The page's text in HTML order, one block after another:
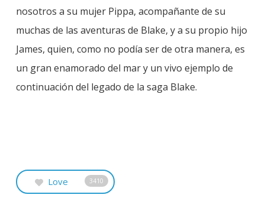
nosotros a su mujer Pippa, acompañante de su
muchas de las aventuras de Blake, y a su propio hijo
James, quien, como no podía ser de otra manera, es
un gran enamorado del mar y un vivo ejemplo de
continuación del legado de la saga Blake.
Love 3410